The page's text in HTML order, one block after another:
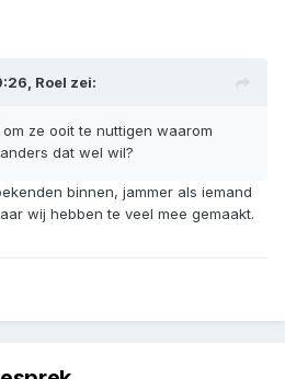
Roel zei:
ze ooit te nuttigen waarom
dat wel wil?
binnen, jammer als iemand
wij hebben te veel mee gemaakt.